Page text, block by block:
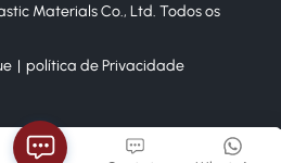
Materials Co., Ltd. Todos os
| política de Privacidade